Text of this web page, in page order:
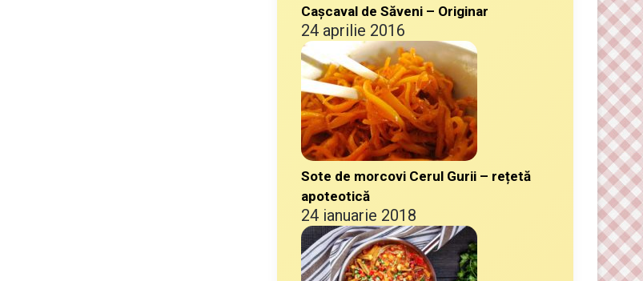
Cașcaval de Săveni – Originar
24 aprilie 2016
Sote de morcovi Cerul Gurii – rețetă
apoteotică
24 ianuarie 2018